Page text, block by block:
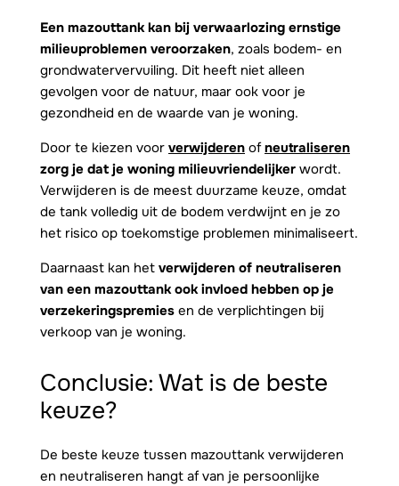
Een mazouttank kan bij verwaarlozing ernstige
milieuproblemen veroorzaken, zoals bodem- en
grondwatervervuiling. Dit heeft niet alleen
gevolgen voor de natuur, maar ook voor je
gezondheid en de waarde van je woning.
Door te kiezen voor verwijderen ofneutraliseren
zorg je dat je woning milieuvriendelijker wordt.
Verwijderen is de meest duurzame keuze, omdat
de tank volledig uit de bodem verdwijnt en je zo
het risico op toekomstige problemen minimaliseert.
Daarnaast kan het verwijderen of neutraliseren
van een mazouttank ook invloed hebben op je
verzekeringspremies en de verplichtingen bij
verkoop van je woning.
Conclusie: Wat is de beste
keuze?
De beste keuze tussen mazouttank verwijderen
en neutraliseren hangt af van je persoonlijke